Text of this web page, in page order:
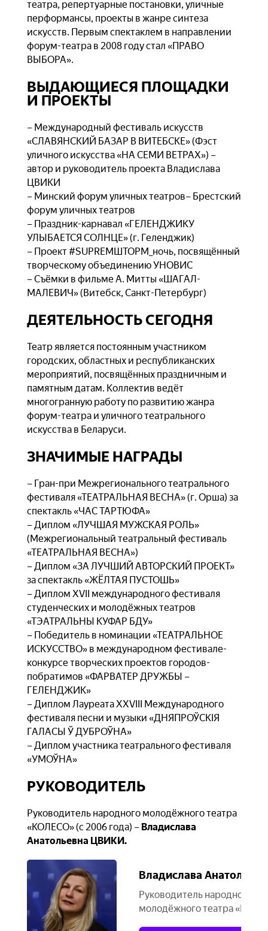
театра, репертуарные постановки, уличные
перформансы, проекты в жанре синтеза
искусств. Первым спектаклем в направлении
форум-театра в 2008 году стал «ПРАВО
ВЫБОРА».
ВЫДАЮЩИЕСЯ ПЛОЩАДКИ
И ПРОЕКТЫ
– Международный фестиваль искусств
«СЛАВЯНСКИЙ БАЗАР В ВИТЕБСКЕ» (Фэст
уличного искусства «НА СЕМИ ВЕТРАХ») –
автор и руководитель проекта Владислава
ЦВИКИ
– Минский форум уличных театров– Брестский
форум уличных театров
– Праздник-карнавал «ГЕЛЕНДЖИКУ
УЛЫБАЕТСЯ СОЛНЦЕ» (г. Геленджик)
– Проект #SUPREMШТОРМ_ночь, посвящённый
творческому объединению УНОВИС
– Съёмки в фильме А. Митты «ШАГАЛ-
МАЛЕВИЧ» (Витебск, Санкт-Петербург)
ДЕЯТЕЛЬНОСТЬ СЕГОДНЯ
Театр является постоянным участником
городских, областных и республиканских
мероприятий, посвящённых праздничным и
памятным датам. Коллектив ведёт
многогранную работу по развитию жанра
форум-театра и уличного театрального
искусства в Беларуси.
ЗНАЧИМЫЕ НАГРАДЫ
– Гран-при Межрегионального театрального
фестиваля «ТЕАТРАЛЬНАЯ ВЕСНА» (г. Орша) за
спектакль «ЧАС ТАРТЮФА»
– Диплом «ЛУЧШАЯ МУЖСКАЯ РОЛЬ»
(Межрегиональный театральный фестиваль
«ТЕАТРАЛЬНАЯ ВЕСНА»)
– Диплом «ЗА ЛУЧШИЙ АВТОРСКИЙ ПРОЕКТ»
за спектакль «ЖЁЛТАЯ ПУСТОШЬ»
– Диплом XVII международного фестиваля
студенческих и молодёжных театров
«ТЭАТРАЛЬНЫ КУФАР БДУ»
– Победитель в номинации «ТЕАТРАЛЬНОЕ
ИСКУССТВО» в международном фестивале-
конкурсе творческих проектов городов-
побратимов «ФАРВАТЕР ДРУЖБЫ –
ГЕЛЕНДЖИК»
– Диплом Лауреата XXVIII Международного
фестиваля песни и музыки «ДНЯПРОЎСКІЯ
ГАЛАСЫ Ў ДУБРОЎНА»
– Диплом участника театрального фестиваля
«УМОЎНА»
РУКОВОДИТЕЛЬ
Руководитель народного молодёжного театра
«КОЛЕСО» (с 2006 года) – Владислава
Анатольевна ЦВИКИ.
Владислава
Руководитель народного
молодёжного театра